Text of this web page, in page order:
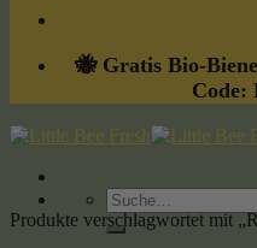
🐝 Gratis Bio-
Code:
Suche
nach:
Produkte verschlagwortet mit